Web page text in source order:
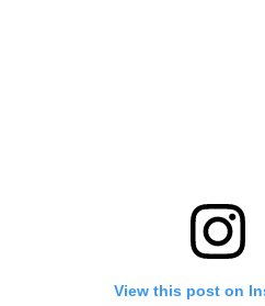
View this post on